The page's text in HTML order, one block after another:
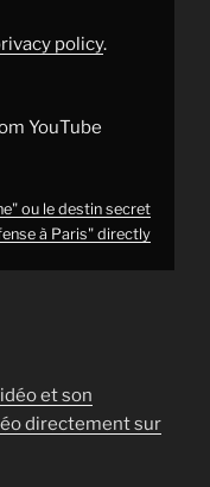
policy.
YouTube
ou le destin secret
à Paris" directly
et son
directement sur